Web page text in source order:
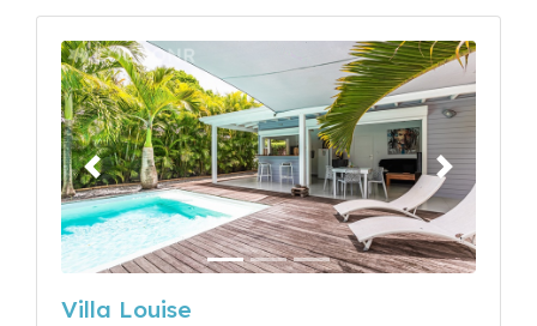
Précédent Suivant
Villa Louise